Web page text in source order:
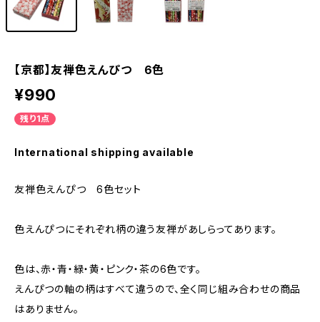
【京都】友禅色えんぴつ 6色
¥990
残り1点
International shipping available
友禅色えんぴつ 6色セット
色えんぴつにそれぞれ柄の違う友禅があしらってあります。
色は、赤・青・緑・黄・ピンク・茶の6色です。
えんぴつの軸の柄はすべて違うので、全く同じ組み合わせの商品
はありません。